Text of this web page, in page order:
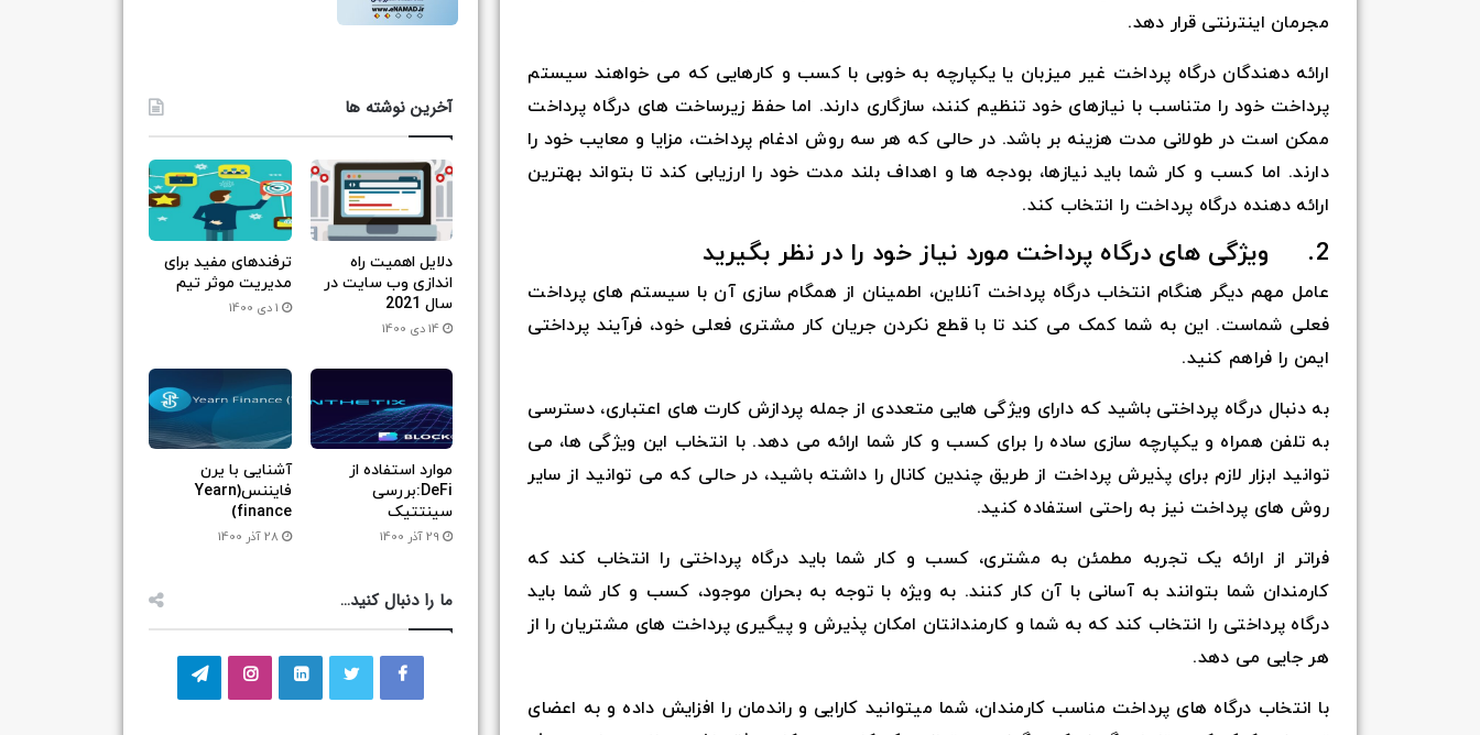
مجرمان اینترنتی قرار دهد.
ارائه دهندگان درگاه پرداخت غیر میزبان یا یکپارچه به خوبی با کسب و کارهایی که می خواهند سیستم
پرداخت خود را متناسب با نیازهای خود تنظیم کنند، سازگاری دارند. اما حفظ زیرساخت های درگاه پرداخت
ممکن است در طولانی مدت هزینه بر باشد. در حالی که هر سه روش ادغام پرداخت، مزایا و معایب خود را
دارند. اما کسب و کار شما باید نیازها، بودجه ها و اهداف بلند مدت خود را ارزیابی کند تا بتواند بهترین
ارائه دهنده درگاه پرداخت را انتخاب کند.
2. ویژگی های درگاه پرداخت مورد نیاز خود را در نظر بگیرید
عامل مهم دیگر هنگام انتخاب درگاه پرداخت آنلاین، اطمینان از همگام سازی آن با سیستم های پرداخت
فعلی شماست. این به شما کمک می کند تا با قطع نکردن جریان کار مشتری فعلی خود، فرآیند پرداختی
ایمن را فراهم کنید.
به دنبال درگاه پرداختی باشید که دارای ویژگی هایی متعددی از جمله پردازش کارت های اعتباری، دسترسی
به تلفن همراه و یکپارچه سازی ساده را برای کسب و کار شما ارائه می دهد. با انتخاب این ویژگی ها، می
توانید ابزار لازم برای پذیرش پرداخت از طریق چندین کانال را داشته باشید، در حالی که می توانید از سایر
روش های پرداخت نیز به راحتی استفاده کنید.
فراتر از ارائه یک تجربه مطمئن به مشتری، کسب و کار شما باید درگاه پرداختی را انتخاب کند که
کارمندان شما بتوانند به آسانی با آن کار کنند. به ویژه با توجه به بحران موجود، کسب و کار شما باید
درگاه پرداختی را انتخاب کند که به شما و کارمندانتان امکان پذیرش و پیگیری پرداخت های مشتریان را از
هر جایی می دهد.
با انتخاب درگاه های پرداخت مناسب کارمندان، شما میتوانید کارایی و راندمان را افزایش داده و به اعضای
آخرین نوشته ها
دلایل اهمیت راه
اندازی وب سایت در
سال 2021
14 دی 1400
ترفندهای مفید برای
مدیریت موثر تیم
1 دی 1400
موارد استفاده از
DeFi:بررسی
سینتتیک
29 آذر 1400
آشنایی با یرن
فایننس(Yearn
finance)
28 آذر 1400
ما را دنبال کنید…